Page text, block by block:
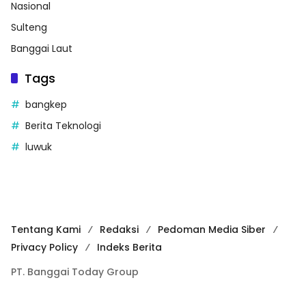
Nasional
Sulteng
Banggai Laut
Tags
bangkep
Berita Teknologi
luwuk
Tentang Kami Redaksi
Pedoman Media Siber
Privacy Policy
Indeks Berita
PT. Banggai Today Group